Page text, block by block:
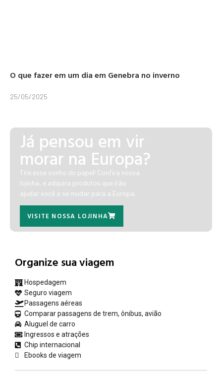
O que fazer em um dia em Genebra no inverno
25/05/2025
Já pensou em vir
morar na Europa?
Tire esse sonho do papel! Confira nossa
lojinha, e adquira produtos que irão
ajudar você a se mudar para a Europa.
VISITE NOSSA LOJINHA
Organize sua viagem
Hospedagem
Seguro viagem
Passagens aéreas
Comparar passagens de trem, ônibus, avião
Aluguel de carro
Ingressos e atrações
Chip internacional
Ebooks de viagem